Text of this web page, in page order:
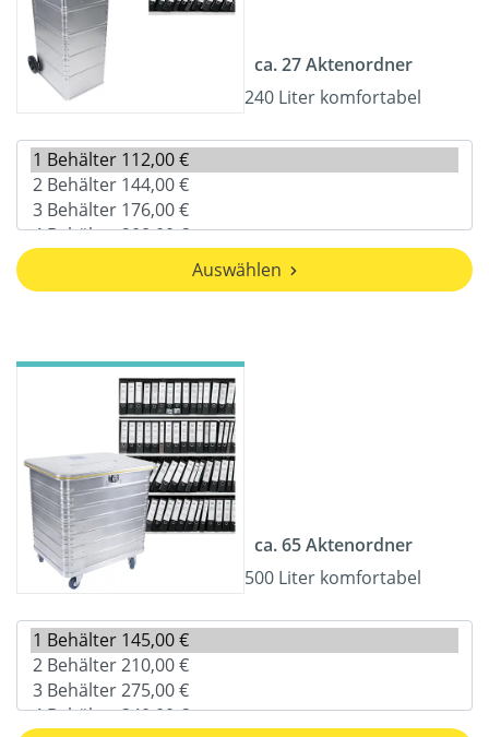
ca. 27 Aktenordner
240 Liter komfortabel
Auswählen
ca. 65 Aktenordner
500 Liter komfortabel